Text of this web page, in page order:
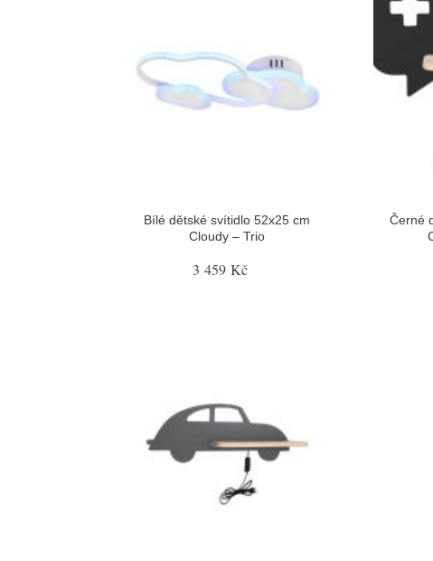
Bílé dětské svítidlo 52x25 cm
Cloudy – Trio
3 459 Kč
Černé